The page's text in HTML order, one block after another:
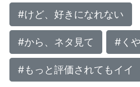
#けど、好きになれない
#から、ネタ見て #く
#もっと評価されてもイイ